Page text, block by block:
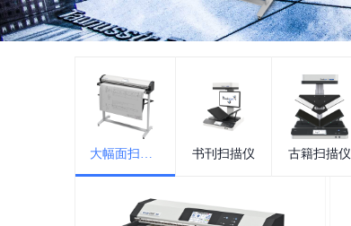
大幅面扫描仪 书刊扫描仪 古籍扫描仪